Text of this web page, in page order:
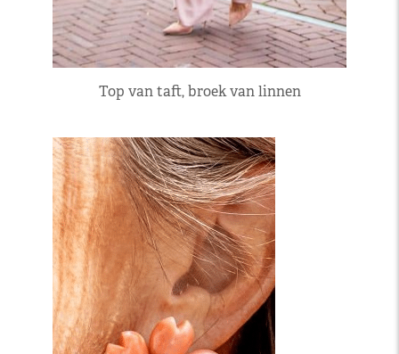
Top van taft, broek van linnen